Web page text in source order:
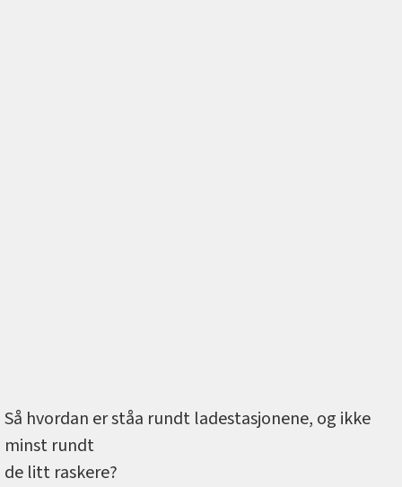
Så hvordan er ståa rundt ladestasjonene, og ikke
minst rundt
de litt raskere?